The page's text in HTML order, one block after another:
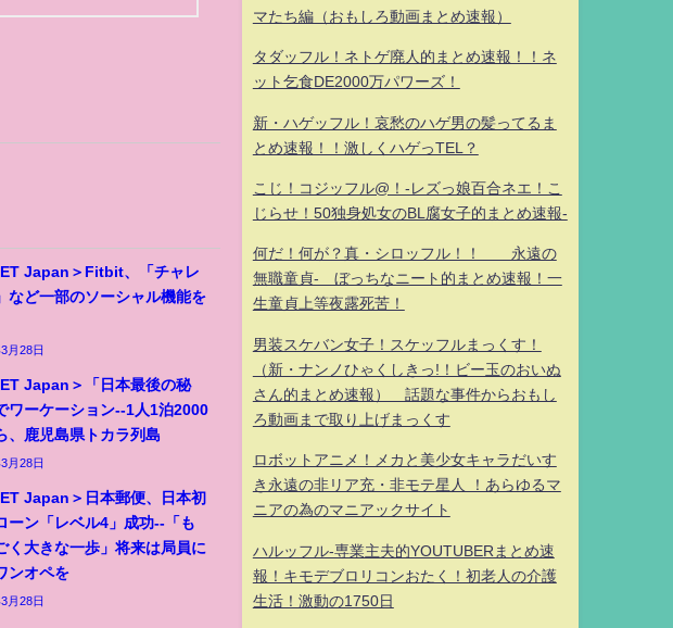
Japan＞Fitbit、「チャレ
など一部のソーシャル機能を
月28日
Japan＞「日本最後の秘
ワーケーション--1人1泊2000
、鹿児島県トカラ列島
月28日
Japan＞日本郵便、日本初
ーン「レベル4」成功--「も
く大きな一歩」将来は局員に
ンオペを
月28日
マたち編（おもしろ動画まとめ速報）
タダッフル！ネトゲ廃人的まとめ速報！！ネ
ット乞食DE2000万パワーズ！
新・ハゲッフル！哀愁のハゲ男の髪ってるま
とめ速報！！激しくハゲっTEL？
こじ！コジッフル@！-レズっ娘百合ネエ！こ
じらせ！50独身処女のBL腐女子的まとめ速報-
何だ！何が？真・シロッフル！！ 永遠の
無職童貞- ぼっちなニート的まとめ速報！一
生童貞上等夜露死苦！
男装スケバン女子！スケッフルまっくす！
（新・ナンノひゃくしきっ!！ビー玉のおいぬ
さん的まとめ速報） 話題な事件からおもし
ろ動画まで取り上げまっくす
ロボットアニメ！メカと美少女キャラだいす
き永遠の非リア充・非モテ星人 ！あらゆるマ
ニアの為のマニアックサイト
ハルッフル-専業主夫的YOUTUBERまとめ速
報！キモデブロリコンおたく！初老人の介護
生活！激動の1750日